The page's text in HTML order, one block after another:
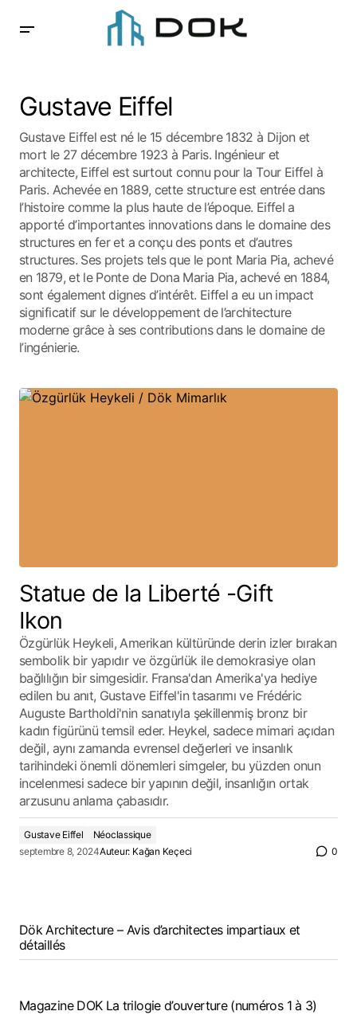
Gustave Eiffel
Gustave Eiffel est né le 15 décembre 1832 à Dijon et
mort le 27 décembre 1923 à Paris. Ingénieur et
architecte, Eiffel est surtout connu pour la Tour Eiffel à
Paris. Achevée en 1889, cette structure est entrée dans
l’histoire comme la plus haute de l’époque. Eiffel a
apporté d’importantes innovations dans le domaine des
structures en fer et a conçu des ponts et d’autres
structures. Ses projets tels que le pont Maria Pia, achevé
en 1879, et le Ponte de Dona Maria Pia, achevé en 1884,
sont également dignes d’intérêt. Eiffel a eu un impact
significatif sur le développement de l’architecture
moderne grâce à ses contributions dans le domaine de
l’ingénierie.
Statue de la Liberté -Gift
Ikon
Özgürlük Heykeli, Amerikan kültüründe derin izler bırakan
sembolik bir yapıdır ve özgürlük ile demokrasiye olan
bağlılığın bir simgesidir. Fransa'dan Amerika'ya hediye
edilen bu anıt, Gustave Eiffel'in tasarımı ve Frédéric
Auguste Bartholdi'nin sanatıyla şekillenmiş bronz bir
kadın figürünü temsil eder. Heykel, sadece mimari açıdan
değil, aynı zamanda evrensel değerleri ve insanlık
tarihindeki önemli dönemleri simgeler, bu yüzden onun
incelenmesi sadece bir yapının değil, insanlığın ortak
arzusunu anlama çabasıdır.
Gustave Eiffel
Néoclassique
septembre 8, 2024Auteur: Kağan Keçeci 0
Dök Architecture – Avis d’architectes impartiaux et
détaillés
Magazine DOK La trilogie d’ouverture (numéros 1 à 3)